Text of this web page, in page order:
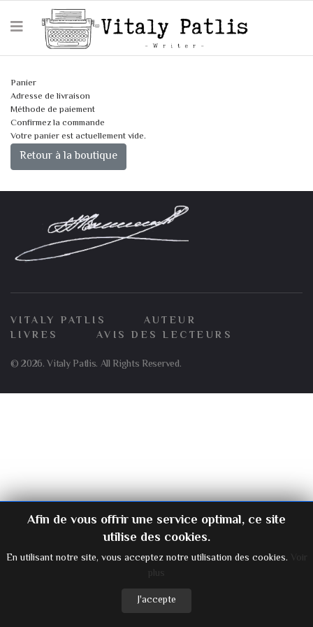
Panier
Adresse de livraison
Méthode de paiement
Confirmez la commande
Votre panier est actuellement vide.
Retour à la boutique
Afin de vous offrir une service optimal, ce site
utilise des cookies.
En utilisant notre site, vous acceptez notre utilisation des cookies. Voir
plus
J'accepte
VITALY PATLIS
AUTEUR
LIVRES
AVIS DES LECTEURS
© 2026. Vitaly Patlis. All Rights Reserved.